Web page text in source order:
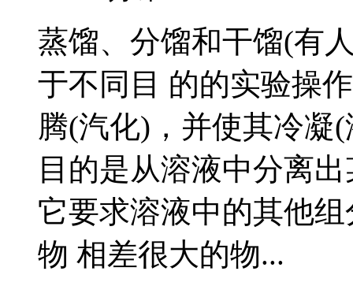
蒸馏、分馏和干馏(有
于不同目 的的实验操
腾(汽化)，并使其冷凝
目的是从溶液中分离
它要求溶液中的其他
物 相差很大的物...